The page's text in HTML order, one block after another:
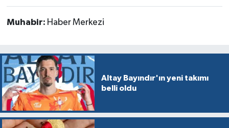
Muhabir: Haber Merkezi
Altay Bayındır'ın yeni takımı
belli oldu